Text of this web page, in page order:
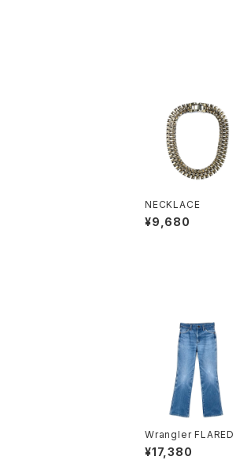
NECKLACE
¥9,680
Wrangler FLARED
EANS
¥17,380